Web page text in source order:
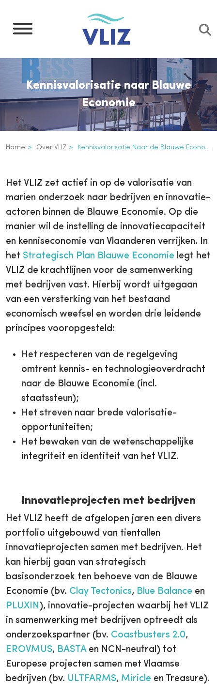
naar
Kennisvalorisatie naar Blauwe
Economie
Kruimelpad
Home Over VLIZ Kennisvalorisatie Naar de Blauwe Economie
3th
level
navigation
Het VLIZ zet actief in op de valorisatie van
marien onderzoek naar bedrijven en innovatie-
actoren binnen de Blauwe Economie. Op die
manier wil de instelling de innovatiecapaciteit
en kenniseconomie van Vlaanderen verrijken. In
het Strategisch Plan Blauwe Economie legt het
VLIZ de krachtlijnen voor de samenwerking
met bedrijven vast. Hierbij wordt uitgegaan
van een versterking van het bestaand
economisch weefsel en worden drie leidende
principes vooropgesteld:
Het respecteren van de regelgeving
omtrent kennis- en technologieoverdracht
naar de Blauwe Economie (incl.
staatssteun);
Het streven naar brede valorisatie-
opportuniteiten;
Het bewaken van de wetenschappelijke
integriteit en identiteit van het VLIZ.
Innovatieprojecten met bedrijven
Het VLIZ heeft de afgelopen jaren een divers
portfolio uitgebouwd van tientallen
innovatieprojecten samen met bedrijven. Het
kan hierbij gaan van strategisch
basisonderzoek ten behoeve van de Blauwe
Economie (bv. Clay Tectonics, Blue Balance en
PLUXIN), innovatie-projecten waarbij het VLIZ
in samenwerking met bedrijven optreedt als
onderzoekspartner (bv. Coastbusters 2.0,
EROVMUS, BASTAen NCN-neutral) tot
Europese projecten samen met Vlaamse
bedrijven (bv. ULTFARMS, Miricle en Treasure).